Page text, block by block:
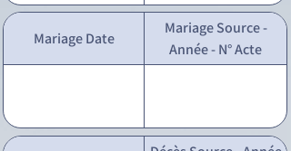
Mariage Date
Mariage Source -
Année - N° Acte